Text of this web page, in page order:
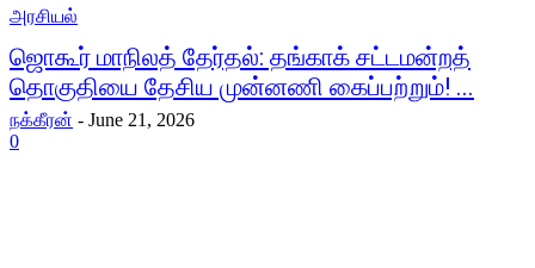
அரசியல்
ஜொகூர் மாநிலத் தேர்தல்: தங்காக் சட்டமன்றத்
தொகுதியை தேசிய முன்னணி கைப்பற்றும்! ...
நக்கீரன் - June 21, 2026
0